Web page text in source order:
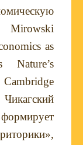
Mirowski
as
Чикагский
формирует
риторики»,